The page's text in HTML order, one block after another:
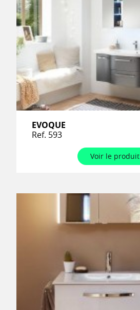
EVOQUE
Ref. 593
Voir le produit